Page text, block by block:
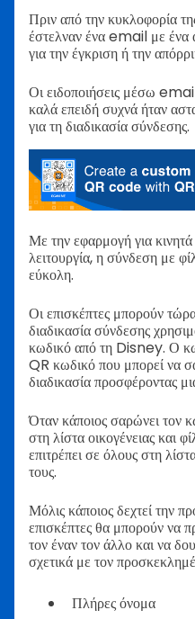
Πριν από την κυκλοφορία
έστελναν ένα email με ένα
για την έγκριση ή την
Οι ειδοποιήσεις μέσω
καλά επειδή συχνά ήταν
για τη διαδικασία σύνδεσης.
Με την εφαρμογή για
λειτουργία, η σύνδεση με
εύκολη.
Οι επισκέπτες μπορούν
διαδικασία σύνδεσης
κωδικό από τη Disney. Ο
QR κωδικό που μπορεί να
διαδικασία προσφέροντας
Όταν κάποιος σαρώνει τον
στη λίστα οικογένειας και
επιτρέπει σε όλους στη
τους.
Μόλις κάποιος δεχτεί την
επισκέπτες θα μπορούν να
τον έναν τον άλλο και να
σχετικά με τον
Πλήρες όνομα